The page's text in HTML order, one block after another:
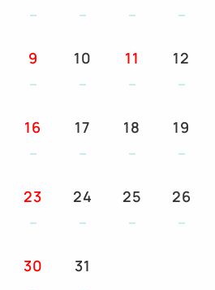
わせてお選びいただけます。
ので、ご予約時にお選びくださ
★ご夕食は、和食／洋食・中華
9 10 11 12
16 17 18 19
23 24 25 26
30 31